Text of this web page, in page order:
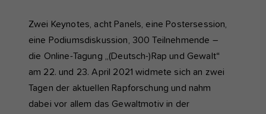
Zwei Keynotes, acht Panels, eine Postersession,
eine Podiumsdiskussion, 300 Teilnehmende –
die Online-Tagung „(Deutsch-)Rap und Gewalt“
am 22. und 23. April 2021 widmete sich an zwei
Tagen der aktuellen Rapforschung und nahm
dabei vor allem das Gewaltmotiv in der